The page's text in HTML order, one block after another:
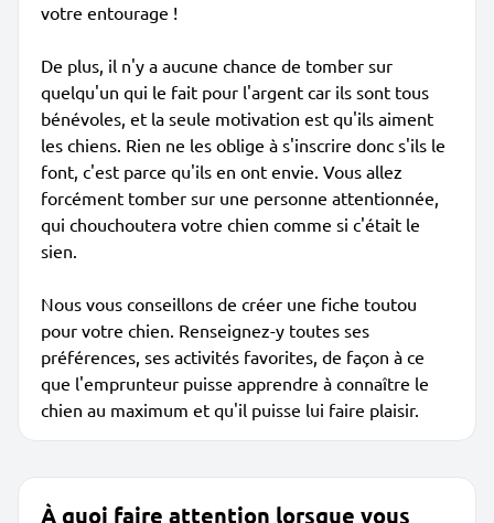
votre entourage !
De plus, il n'y a aucune chance de tomber sur
quelqu'un qui le fait pour l'argent car ils sont tous
bénévoles, et la seule motivation est qu'ils aiment
les chiens. Rien ne les oblige à s'inscrire donc s'ils le
font, c'est parce qu'ils en ont envie. Vous allez
forcément tomber sur une personne attentionnée,
qui chouchoutera votre chien comme si c'était le
sien.
Nous vous conseillons de créer une fiche toutou
pour votre chien. Renseignez-y toutes ses
préférences, ses activités favorites, de façon à ce
que l'emprunteur puisse apprendre à connaître le
chien au maximum et qu'il puisse lui faire plaisir.
À quoi faire attention lorsque vous